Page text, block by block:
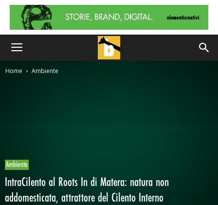
Home Ambiente
Ambiente
IntraCilento al Roots In di Matera: natura non
addomesticata, attrattore del Cilento Interno